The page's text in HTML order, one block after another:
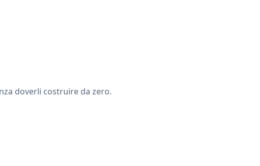
doverli costruire da zero.